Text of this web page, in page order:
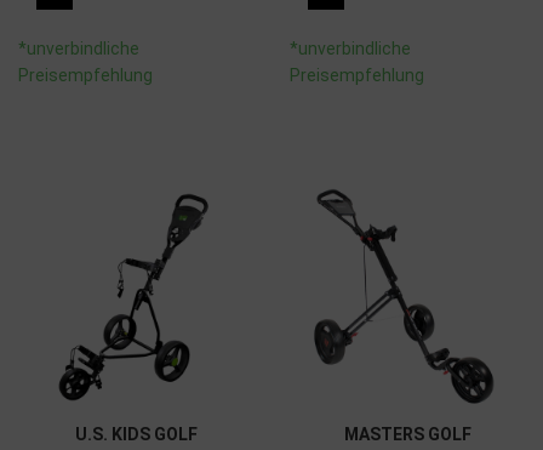
*unverbindliche
Preisempfehlung
*unverbindliche
Preisempfehlung
U.S. KIDS GOLF MASTERS GOLF